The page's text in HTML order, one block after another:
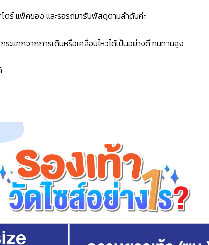
ตร์ แพ็คของ และรอรถมารับพัสดุตามลำดับค่ะ
แทกจากการเดินหรือเคลื่อนไหวได้เป็นอย่างดี ทนทานสูง